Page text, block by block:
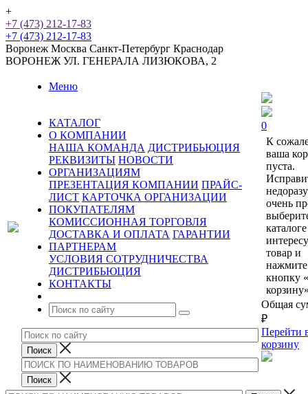
+
+7 (473) 212-17-83
+7 (473) 212-17-83
Воронеж Москва Санкт-Петербург Краснодар
ВОРОНЕЖ УЛ. ГЕНЕРАЛА ЛИЗЮКОВА, 2
Меню
КАТАЛОГ
О КОМПАНИИ
НАША КОМАНДА ДИСТРИБЬЮЦИЯ
РЕКВИЗИТЫ НОВОСТИ
ОРГАНИЗАЦИЯМ
ПРЕЗЕНТАЦИЯ КОМПАНИИ ПРАЙС-
ЛИСТ КАРТОЧКА ОРГАНИЗАЦИИ
ПОКУПАТЕЛЯМ
КОМИССИОННАЯ ТОРГОВЛЯ
ДОСТАВКА И ОПЛАТА ГАРАНТИИ
ПАРТНЕРАМ
УСЛОВИЯ СОТРУДНИЧЕСТВА
ДИСТРИБЬЮЦИЯ
КОНТАКТЫ
0
К
ваша
пуста.
очень
каталоге
товар и
нажмите
кнопку
Общая
₽
Перейти
корзину